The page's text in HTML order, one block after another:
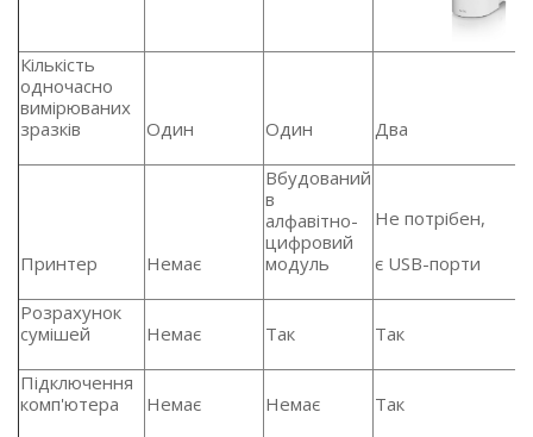
Кількість
одночасно
вимірюваних
зразків
Один Один Два
Принтер Немає
Вбудований
в
алфавітно-
цифровий
модуль
Не потрібен,
є USB-порти
Розрахунок
сумішей
Немає Так Так
Підключення
комп'ютера
Немає Немає Так